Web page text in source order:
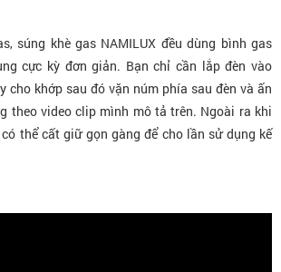
súng khè gas NAMILUX đều dùng bình gas
cực kỳ đơn giản. Bạn chỉ cần lắp đèn vào
cho khớp sau đó vặn núm phía sau đèn và ấn
theo video clip mình mô tả trên. Ngoài ra khi
thể cất giữ gọn gàng để cho lần sử dụng kế